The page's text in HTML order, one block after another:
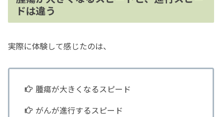
ドは違う
実際に体験して感じたのは、
腫瘍が大きくなるスピード
がんが進行するスピード